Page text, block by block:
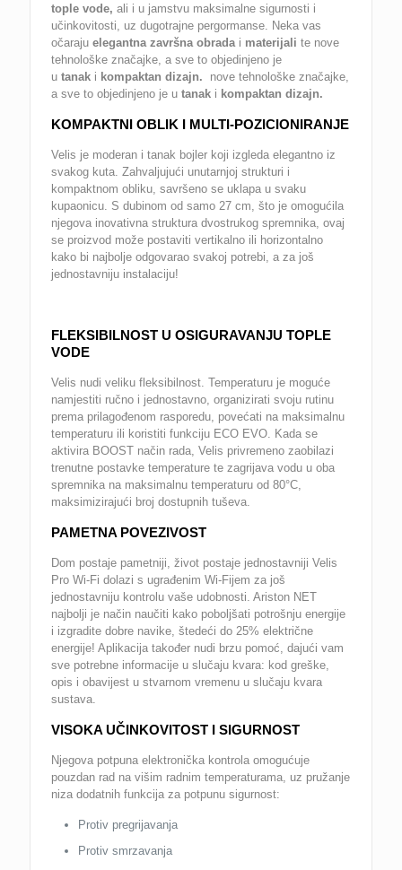
tople vode,ali i u jamstvu maksimalne sigurnosti i
učinkovitosti, uz dugotrajne pergormanse. Neka vas
očarajuelegantna završna obrada i materijalite nove
tehnološke značajke, a sve to objedinjeno je
utanak i kompaktan dizajn. nove tehnološke značajke,
a sve to objedinjeno je utanak i kompaktan dizajn.
KOMPAKTNI OBLIK I MULTI-POZICIONIRANJE
Velis je moderan i tanak bojler koji izgleda elegantno iz
svakog kuta. Zahvaljujući unutarnjoj strukturi i
kompaktnom obliku, savršeno se uklapa u svaku
kupaonicu. S dubinom od samo 27 cm, što je omogućila
njegova inovativna struktura dvostrukog spremnika, ovaj
se proizvod može postaviti vertikalno ili horizontalno
kako bi najbolje odgovarao svakoj potrebi, a za još
jednostavniju instalaciju!
FLEKSIBILNOST U OSIGURAVANJU TOPLE
VODE
Velis nudi veliku fleksibilnost. Temperaturu je moguće
namjestiti ručno i jednostavno, organizirati svoju rutinu
prema prilagođenom rasporedu, povećati na maksimalnu
temperaturu ili koristiti funkciju ECO EVO. Kada se
aktivira BOOST način rada, Velis privremeno zaobilazi
trenutne postavke temperature te zagrijava vodu u oba
spremnika na maksimalnu temperaturu od 80°C,
maksimizirajući broj dostupnih tuševa.
PAMETNA POVEZIVOST
Dom postaje pametniji, život postaje jednostavniji Velis
Pro Wi-Fi dolazi s ugrađenim Wi-Fijem za još
jednostavniju kontrolu vaše udobnosti. Ariston NET
najbolji je način naučiti kako poboljšati potrošnju energije
i izgradite dobre navike, štedeći do 25% električne
energije! Aplikacija također nudi brzu pomoć, dajući vam
sve potrebne informacije u slučaju kvara: kod greške,
opis i obavijest u stvarnom vremenu u slučaju kvara
sustava.
VISOKA UČINKOVITOST I SIGURNOST
Njegova potpuna elektronička kontrola omogućuje
pouzdan rad na višim radnim temperaturama, uz pružanje
niza dodatnih funkcija za potpunu sigurnost:
Protiv pregrijavanja
Protiv smrzavanja